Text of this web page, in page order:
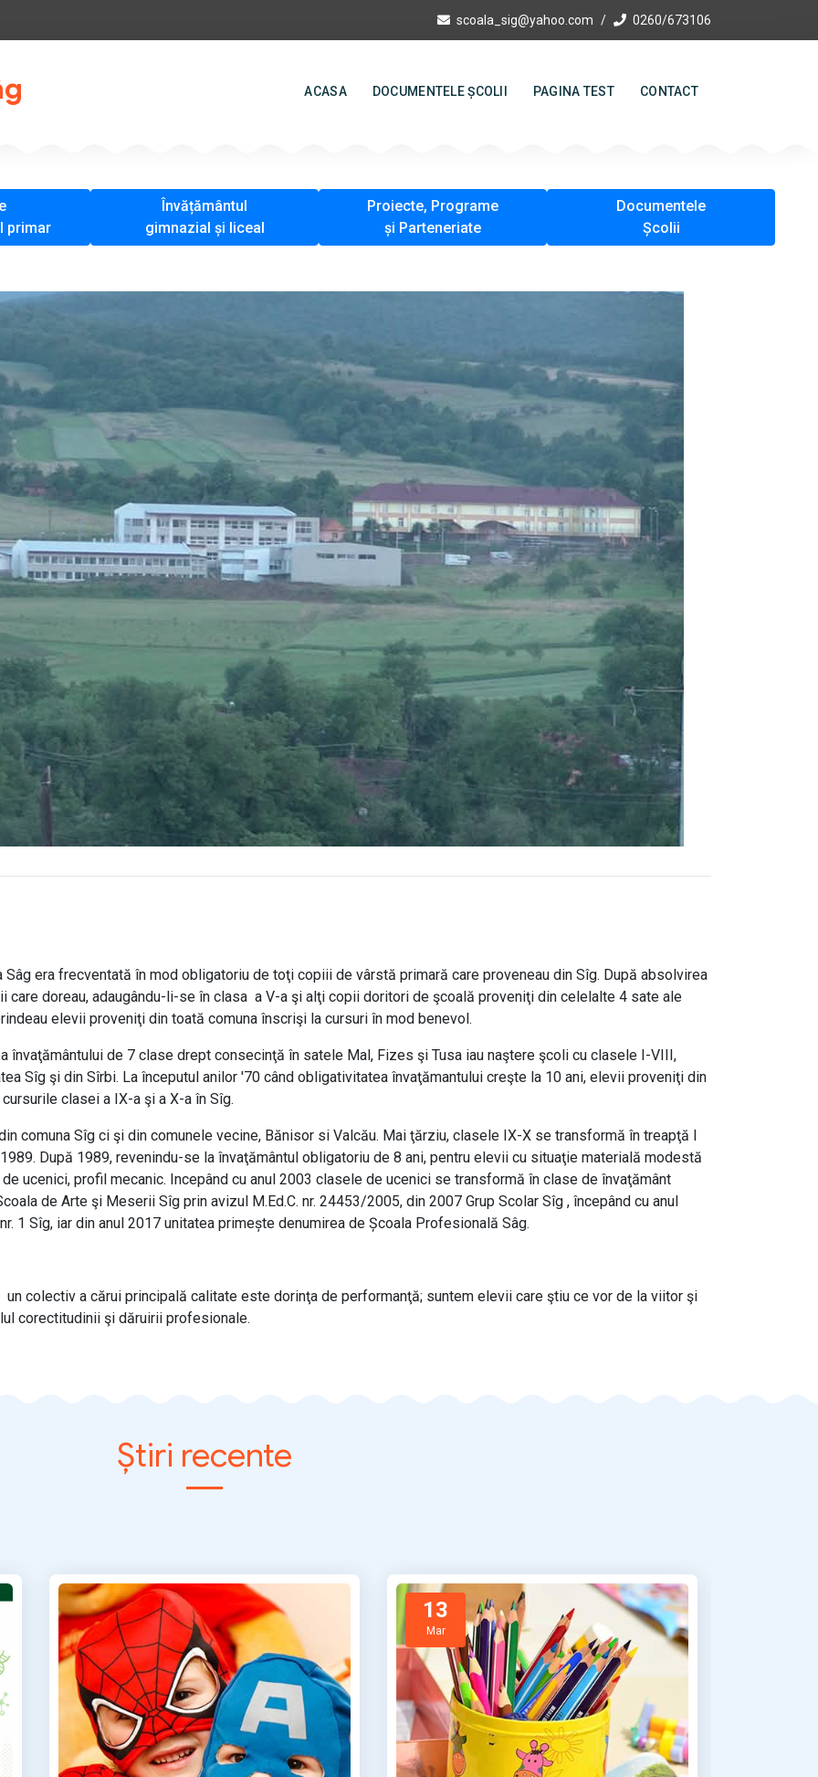
scoala_sig@yahoo.com 0260/673106
ACASA DOCUMENTELE ȘCOLII PAGINA TEST CONTACT
primar
Învățământul
gimnazial și liceal
Proiecte, Programe
și Parteneriate
Documentele
Școlii
frecventată în mod obligatoriu de toţi copiii de vârstă primară care proveneau din Sîg. După absolvirea
care doreau, adaugându-li-se în clasa a V-a şi alţi copii doritori de şcoală proveniţi din celelalte 4 sate ale
elevii proveniţi din toată comuna înscrişi la cursuri în mod benevol.
de 7 clase drept consecinţă în satele Mal, Fizes şi Tusa iau naştere şcoli cu clasele I-VIII,
Sîg şi din Sîrbi. La începutul anilor '70 când obligativitatea învaţămantului creşte la 10 ani, elevii proveniţi din
clasei a IX-a şi a X-a în Sîg.
Sîg ci şi din comunele vecine, Bănisor si Valcău. Mai ţărziu, clasele IX-X se transformă în treapţă I
După 1989, revenindu-se la învaţământul obligatoriu de 8 ani, pentru elevii cu situaţie materială modestă
ucenici, profil mecanic. Incepând cu anul 2003 clasele de ucenici se transformă în clase de învaţământ
de Arte şi Meserii Sîg prin avizul M.Ed.C. nr. 24453/2005, din 2007 Grup Scolar Sîg , începând cu anul
1 Sîg, iar din anul 2017 unitatea primește denumirea de Școala Profesională Sâg.
colectiv a cărui principală calitate este dorinţa de performanţă; suntem elevii care ştiu ce vor de la viitor şi
corectitudinii şi dăruirii profesionale.
Știri recente
13
Mar